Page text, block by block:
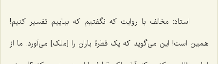
استاد: مخالف با روایت که نگفتیم که بیاییم تفسیر کنیم!
همین است! این می‌گوید که یک قطرۀ باران را [ملک] می‌آورد. ما از